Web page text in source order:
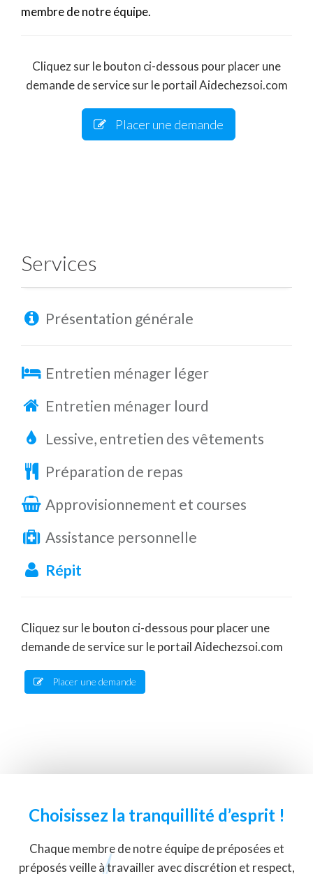
membre de notre équipe.
Cliquez sur le bouton ci-dessous pour placer une
demande de service sur le portail Aidechezsoi.com
Placer une demande
Services
Présentation générale
Entretien ménager léger
Entretien ménager lourd
Lessive, entretien des vêtements
Préparation de repas
Approvisionnement et courses
Assistance personnelle
Répit
Cliquez sur le bouton ci-dessous pour placer une
demande de service sur le portail Aidechezsoi.com
Placer une demande
Choisissez la tranquillité d’esprit !
Chaque membre de notre équipe de préposées et
préposés veille à travailler avec discrétion et respect,